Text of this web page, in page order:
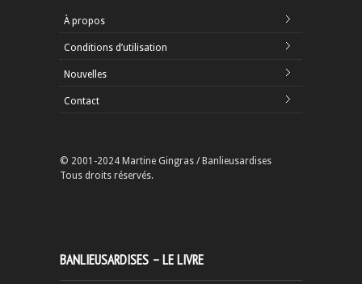
À propos
Conditions d’utilisation
Nouvelles
Contact
© 2001-2024 Martine Gingras / Banlieusardises
Tous droits réservés.
BANLIEUSARDISES – LE LIVRE